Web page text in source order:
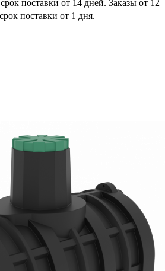
поставки от 14 дней. Заказы от 12
поставки от 1 дня.